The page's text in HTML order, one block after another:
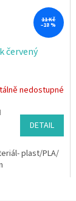
11 Kč
–18 %
červený
nedostupné
DETAIL
plast/PLA/